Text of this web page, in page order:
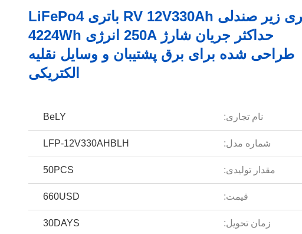
باتری زیر صندلی RV 12V330Ah باتری LiFePo4
حداکثر جریان شارژ 250A انرژی 4224Wh
طراحی شده برای برق پشتیبان و وسایل نقلیه
الکتریکی
نام تجاری: BeLY
شماره مدل: LFP-12V330AHBLH
مقدار تولیدی: 50PCS
قیمت: 660USD
زمان تحویل: 30DAYS